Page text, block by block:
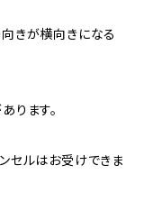
きが横向きになる
ります。
セルはお受けできま